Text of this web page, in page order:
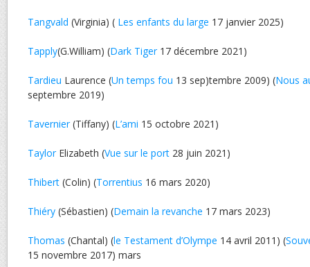
Tangvald (Virginia) ( Les enfants du large 17 janvier 2025)
Tapply(G.William) (Dark Tiger17 décembre 2021)
Tardieu Laurence (Un temps fou 13 sep)tembre 2009) (Nous
septembre 2019)
Tavernier(Tiffany) (L’ami 15 octobre 2021)
TaylorElizabeth (Vue sur le port 28 juin 2021)
Thibert (Colin) (Torrentius 16 mars 2020)
Thiéry (Sébastien) (Demain la revanche 17 mars 2023)
Thomas (Chantal) (le Testament d’Olympe 14 avril 2011) (
15 novembre 2017) mars